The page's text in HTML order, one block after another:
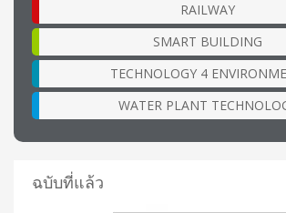
RAILWAY
SMART BUILDING
TECHNOLOGY 4
WATER PLANT
ฉบับที่แล้ว